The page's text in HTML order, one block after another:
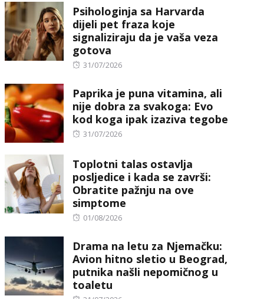
Psihologinja sa Harvarda
dijeli pet fraza koje
signaliziraju da je vaša veza
gotova
Posted
31/07/2026
Paprika je puna vitamina, ali
nije dobra za svakoga: Evo
kod koga ipak izaziva tegobe
Posted
31/07/2026
Toplotni talas ostavlja
posljedice i kada se završi:
Obratite pažnju na ove
simptome
Posted
01/08/2026
Drama na letu za Njemačku:
Avion hitno sletio u Beograd,
putnika našli nepomičnog u
toaletu